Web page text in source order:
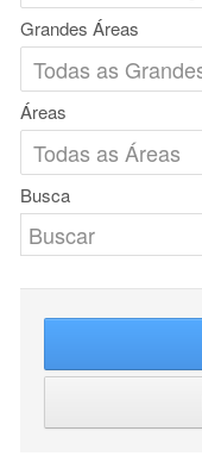
Grandes Áreas
Áreas
Busca